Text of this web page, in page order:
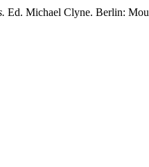
Ed. Michael Clyne. Berlin: